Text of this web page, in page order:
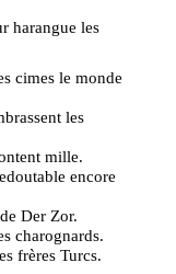
harangue les
cimes le monde
les
mille.
encore
Der Zor.
charognards.
frères Turcs.